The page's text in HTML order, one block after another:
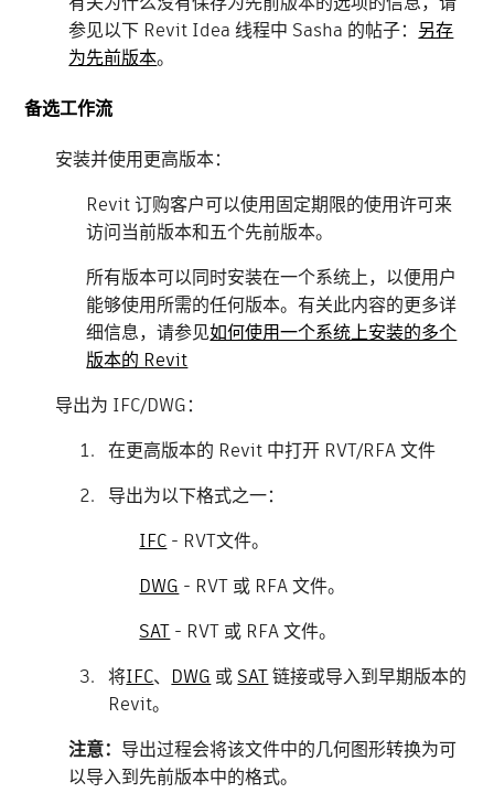
参见以下 Revit Idea 线程中 Sasha 的帖子： 另存
为先前版本。
备选工作流
安装并使用更高版本：
Revit 订购客户可以使用固定期限的使用许可来
访问当前版本和五个先前版本。
所有版本可以同时安装在一个系统上，以便用户
能够使用所需的任何版本。有关此内容的更多详
细信息，请参见如何使用一个系统上安装的多个
版本的 Revit
导出为 IFC/DWG：
在更高版本的 Revit 中打开 RVT/RFA 文件
导出为以下格式之一：
IFC - RVT文件。
DWG - RVT 或 RFA 文件。
SAT - RVT 或 RFA 文件。
将IFC、 DWG 或 SAT链接或导入到早期版本的
Revit。
注意： 导出过程会将该文件中的几何图形转换为可
以导入到先前版本中的格式。